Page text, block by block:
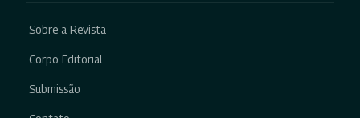
Sobre a Revista
Corpo Editorial
Submissão